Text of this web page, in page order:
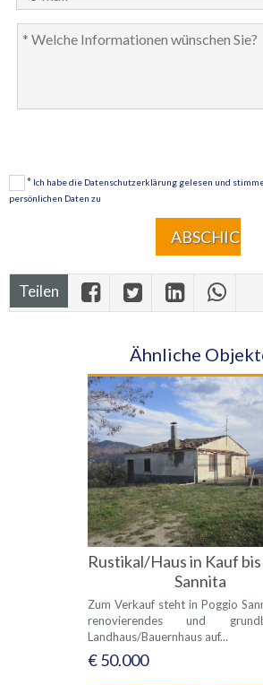
* Ich habe die Datenschutzerklärung gelesen und
persönlichen Daten zu
Teilen
Ähnliche
Rustikal/Haus in Kauf
Sannita
Zum Verkauf steht in Poggio
renovierendes und
Landhaus/Bauernhaus auf...
€ 50.000